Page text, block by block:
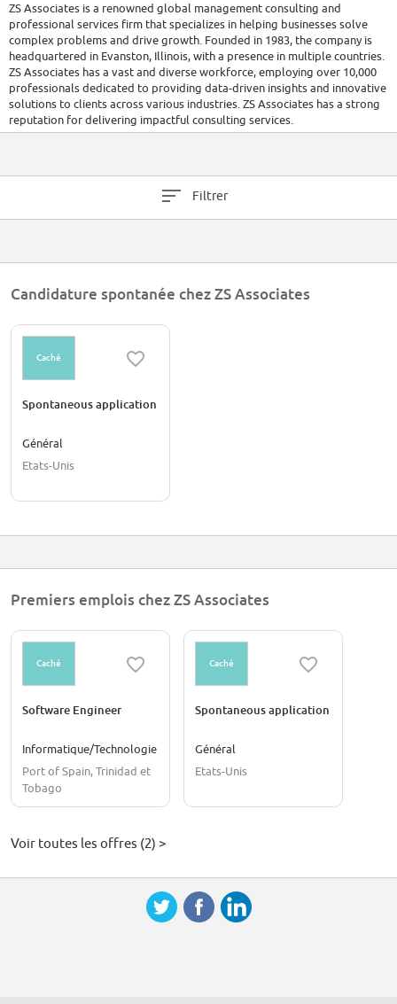
ZS Associates is a renowned global management consulting and
professional services firm that specializes in helping businesses solve
complex problems and drive growth. Founded in 1983, the company is
headquartered in Evanston, Illinois, with a presence in multiple countries.
ZS Associates has a vast and diverse workforce, employing over 10,000
professionals dedicated to providing data-driven insights and innovative
solutions to clients across various industries. ZS Associates has a strong
reputation for delivering impactful consulting services.
Filtrer
Candidature spontanée chez ZS Associates
Caché
Spontaneous application
Général
Etats-Unis
Premiers emplois chez ZS Associates
Caché
Software Engineer
Informatique/Technologie
Port of Spain, Trinidad et
Tobago
Caché
Spontaneous application
Général
Etats-Unis
Voir toutes les offres (2) >